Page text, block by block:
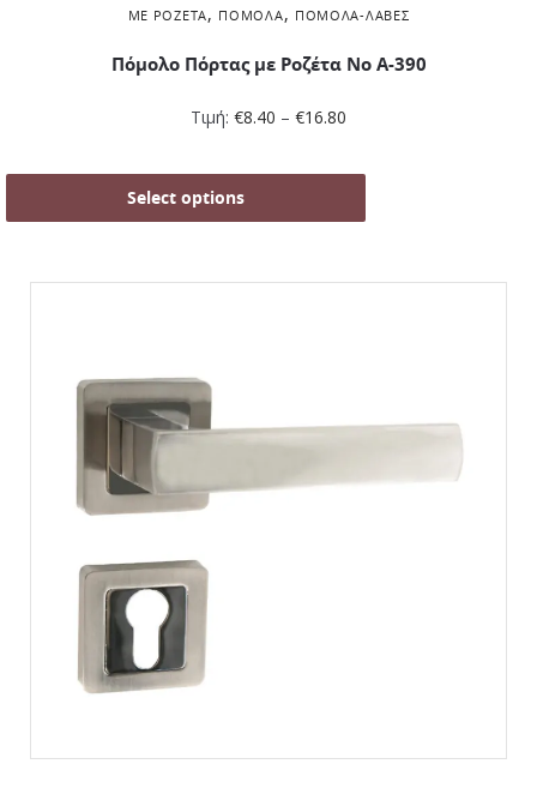
ΜΕ ΡΟΖΈΤΑ, ΠΌΜΟΛΑ, ΠΌΜΟΛΑ-ΛΑΒΈΣ
Πόμολο Πόρτας με Ροζέτα No Α-390
Τιμή: €8.40 – €16.80
Select options